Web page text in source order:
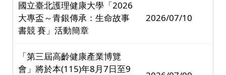
國立臺北護理健康大學「2026
大專盃～青銀傳承：生命故事
書競 賽」活動簡章
2026/07/10
「第三屆高齡健康產業博覽
會」將於本(115)年8月7日至9